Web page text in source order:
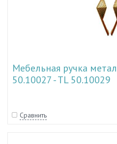
Мебельная ручка
50.10027 - TL 50.10029
Сравнить